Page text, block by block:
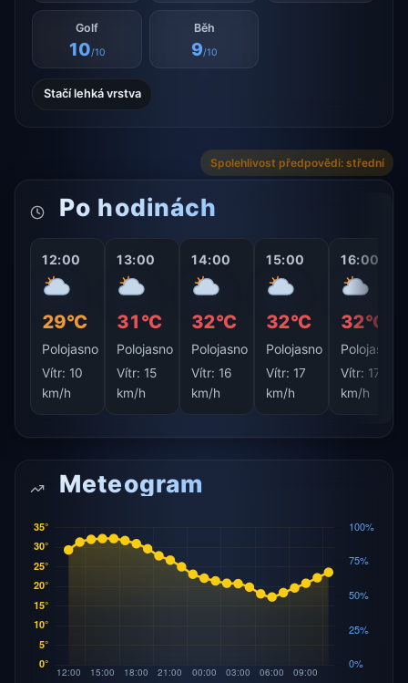
Golf
10/10
Běh
9/10
Stačí lehká vrstva
Spolehlivost předpovědi: střední
Po hodinách
12:00
29°C
Polojasno
Vítr: 10
km/h
13:00
31°C
Polojasno
Vítr: 15
km/h
14:00
32°C
Polojasno
Vítr: 16
km/h
15:00
32°C
Polojasno
Vítr: 17
km/h
16:00
32°C
Polojasno
Vítr: 17
km/h
Meteogram